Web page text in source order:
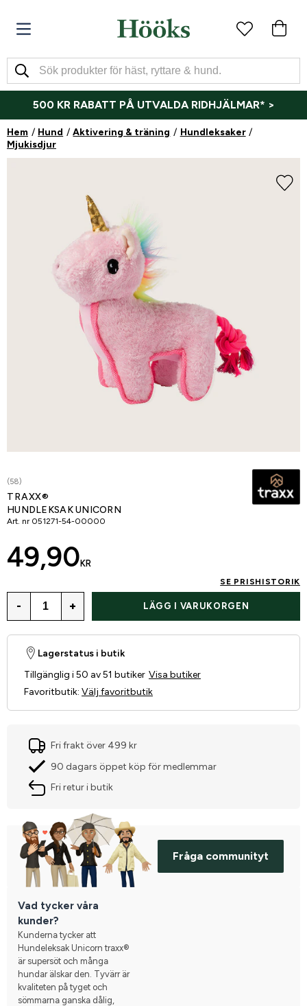
500 KR RABATT PÅ UTVALDA RIDHJÄLMAR* >
Hem Hund Aktivering & träning
Hundleksaker
Mjukisdjur
(58)
TRAXX®
HUNDLEKSAK UNICORN
Art. nr 051271-54-00000
49,90 KR
SE PRISHISTORIK
- + LÄGG I VARUKORGEN
Lagerstatus i butik
Tillgänglig i 50 av 51 butiker Visa butiker
Favoritbutik: Välj favoritbutik
Fri frakt över 499 kr
90 dagars öppet köp för medlemmar
Fri retur i butik
Fråga communityt
Vad tycker våra
kunder?
Kunderna tycker att
Hundeleksak Unicorn traxx®
är supersöt och många
hundar älskar den. Tyvärr är
kvaliteten på tyget och
sömmarna ganska dålig,